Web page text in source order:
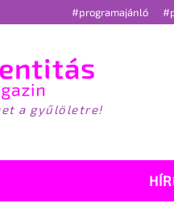
#programajánló
a gyűlöletre!